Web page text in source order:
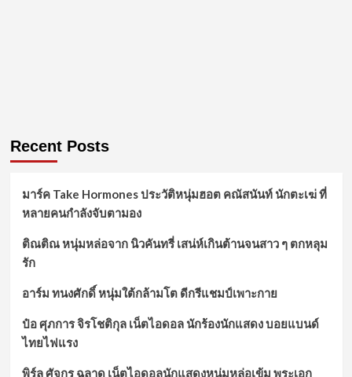
Recent Posts
มาร์ค Take Hormones ประวัติหนุ่มฮอต คณัสนันท์ นักตะเฆ่ ที่
หลายคนกำลังจับตามอง
ติณติณ หนุ่มหล่อจาก นิวคันทรี่ เสน่ห์เกินต้านจนสาว ๆ ตกหลุม
รัก
อาร์ม ทนงศักดิ์ หนุ่มใต้กล้ามโต ดีกรีแชมป์เพาะกาย
ป๋อ ศุภการ จิรโชติกุล เน็ตไอดอล นักร้องนักแสดง บอยแบนด์
ไทยไฟแรง
พิร์ล ศัจกร ฉลาด เน็ตไอดอลนักแสดงหนุ่มหล่อเข้ม พระเอก